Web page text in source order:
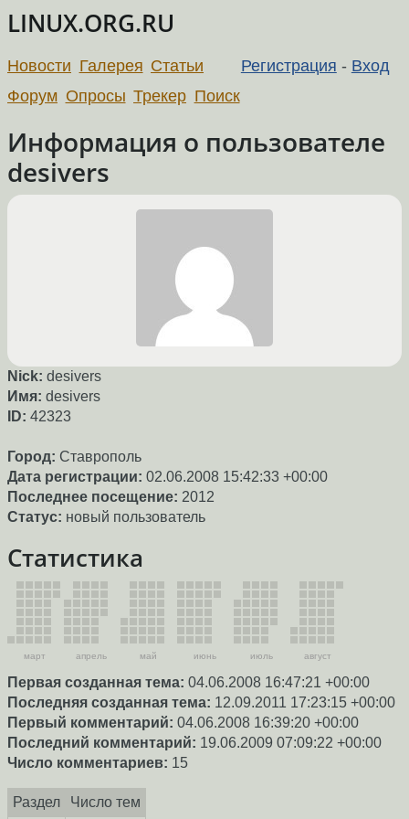
LINUX.ORG.RU
Регистрация - Вход
Новости Галерея Статьи
Форум Опросы Трекер Поиск
Информация о пользователе
desivers
Nick: desivers
Имя: desivers
ID: 42323
Город: Ставрополь
Дата регистрации: 02.06.2008 15:42:33 +00:00
Последнее посещение: 2012
Статус: новый пользователь
Статистика
март апрель май июнь июль август
Первая созданная тема: 04.06.2008 16:47:21 +00:00
Последняя созданная тема: 12.09.2011 17:23:15 +00:00
Первый комментарий: 04.06.2008 16:39:20 +00:00
Последний комментарий: 19.06.2009 07:09:22 +00:00
Число комментариев: 15
Раздел Число тем